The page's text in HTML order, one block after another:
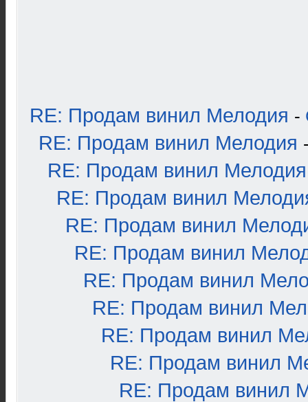
RE: Продам винил Мелодия -
RE: Продам винил Мелодия
RE: Продам винил Мелодия
RE: Продам винил
RE: Продам винил
RE: Продам винил
RE: Продам винил
RE: Продам винил
RE: Продам винил
RE: Продам винил
RE: Продам винил